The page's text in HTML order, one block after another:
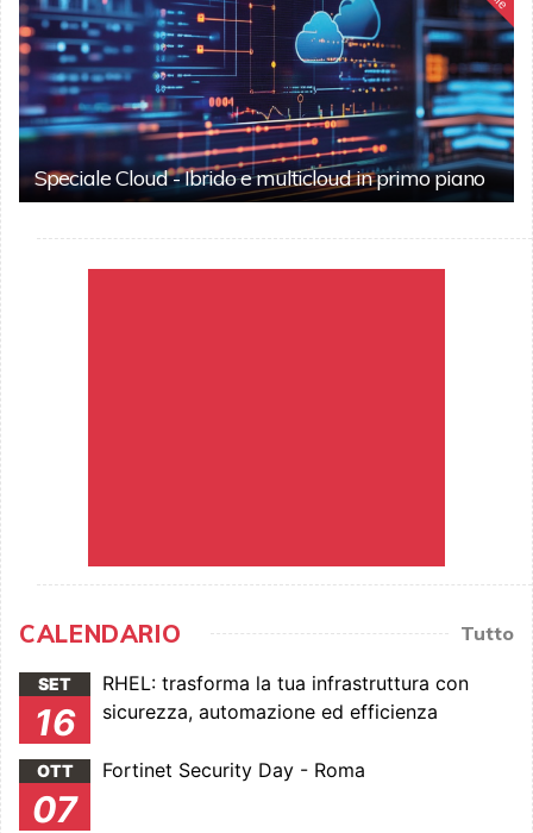
Speciale Cloud - Ibrido e multicloud in primo piano
CALENDARIO Tutto
SET
16
RHEL: trasforma la tua infrastruttura con
sicurezza, automazione ed efficienza
OTT
07
Fortinet Security Day - Roma